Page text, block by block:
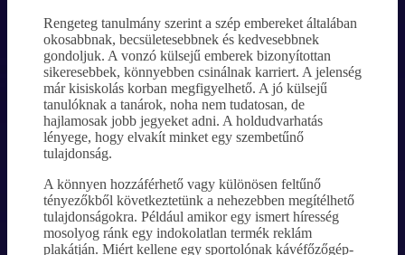
Rengeteg tanulmány szerint a szép embereket általában
okosabbnak, becsületesebbnek és kedvesebbnek
gondoljuk. A vonzó külsejű emberek bizonyítottan
sikeresebbek, könnyebben csinálnak karriert. A jelenség
már kisiskolás korban megfigyelhető. A jó külsejű
tanulóknak a tanárok, noha nem tudatosan, de
hajlamosak jobb jegyeket adni. A holdudvarhatás
lényege, hogy elvakít minket egy szembetűnő
tulajdonság.
A könnyen hozzáférhető vagy különösen feltűnő
tényezőkből következtetünk a nehezebben megítélhető
tulajdonságokra. Például amikor egy ismert híresség
mosolyog ránk egy indokolatlan termék reklám
plakátján. Miért kellene egy sportolónak kávéfőzőgép-